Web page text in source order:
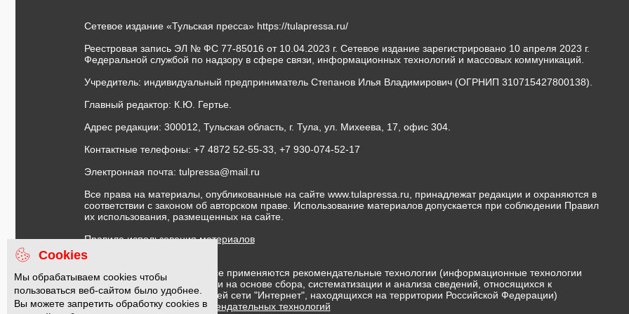
Сетевое издание «Тульская пресса» https://tulapressa.ru/
Реестровая запись ЭЛ № ФС 77-85016 от 10.04.2023 г. Сетевое издание зарегистрировано 10 апреля 2023 г.
Федеральной службой по надзору в сфере связи, информационных технологий и массовых коммуникаций.
Учредитель: индивидуальный предприниматель Степанов Илья Владимирович (ОГРНИП 310715427800138).
Главный редактор: К.Ю. Гертье.
Адрес редакции: 300012, Тульская область, г. Тула, ул. Михеева, 17, офис 304.
Контактные телефоны: +7 4872 52-55-33, +7 930-074-52-17
Электронная почта: tulpressa@mail.ru
Все права на материалы, опубликованные на сайте www.tulapressa.ru, принадлежат редакции и охраняются в
соответствии с законом об авторском праве. Использование материалов допускается при соблюдении Правил
их использования, размещенных на сайте.
Правила использования материалов
Договор публичной оферты
На информационном ресурсе применяются рекомендательные технологии (информационные технологии
предоставления информации на основе сбора, систематизации и анализа сведений, относящихся к
предпочтениям пользователей сети "Интернет", находящихся на территории Российской Федерации)
Правила применения рекомендательных технологий
Cookies
Мы обрабатываем cookies чтобы
пользоваться веб-сайтом было удобнее.
Вы можете запретить обработку cookies в